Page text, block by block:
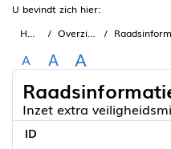
U bevindt zich hier:
Home
Overzichten
A A A
Inzet extra
ID